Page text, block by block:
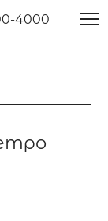
4000